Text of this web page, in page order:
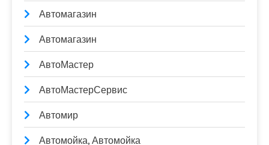
Автомагазин
Автомагазин
АвтоМастер
АвтоМастерСервис
Автомир
Автомойка, Автомойка